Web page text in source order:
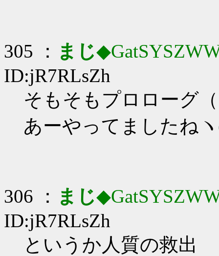
305 ： まじ
ID:jR7RLsZh
そもそもプロローグ
あーやってましたね
306 ： まじ
ID:jR7RLsZh
というか人質の救出